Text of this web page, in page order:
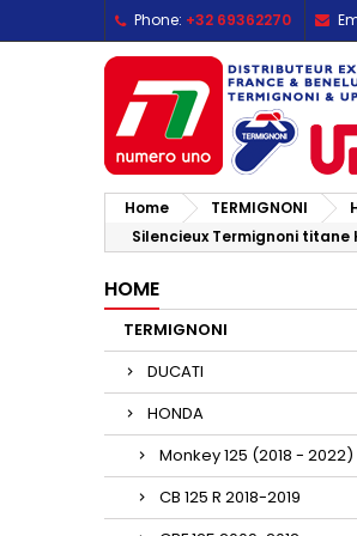
Phone: +32 69362270
Home TERMIGNONI
Silencieux Termignoni titane
HOME
TERMIGNONI
DUCATI
HONDA
Monkey 125 (2018 - 2022)
CB 125 R 2018-2019